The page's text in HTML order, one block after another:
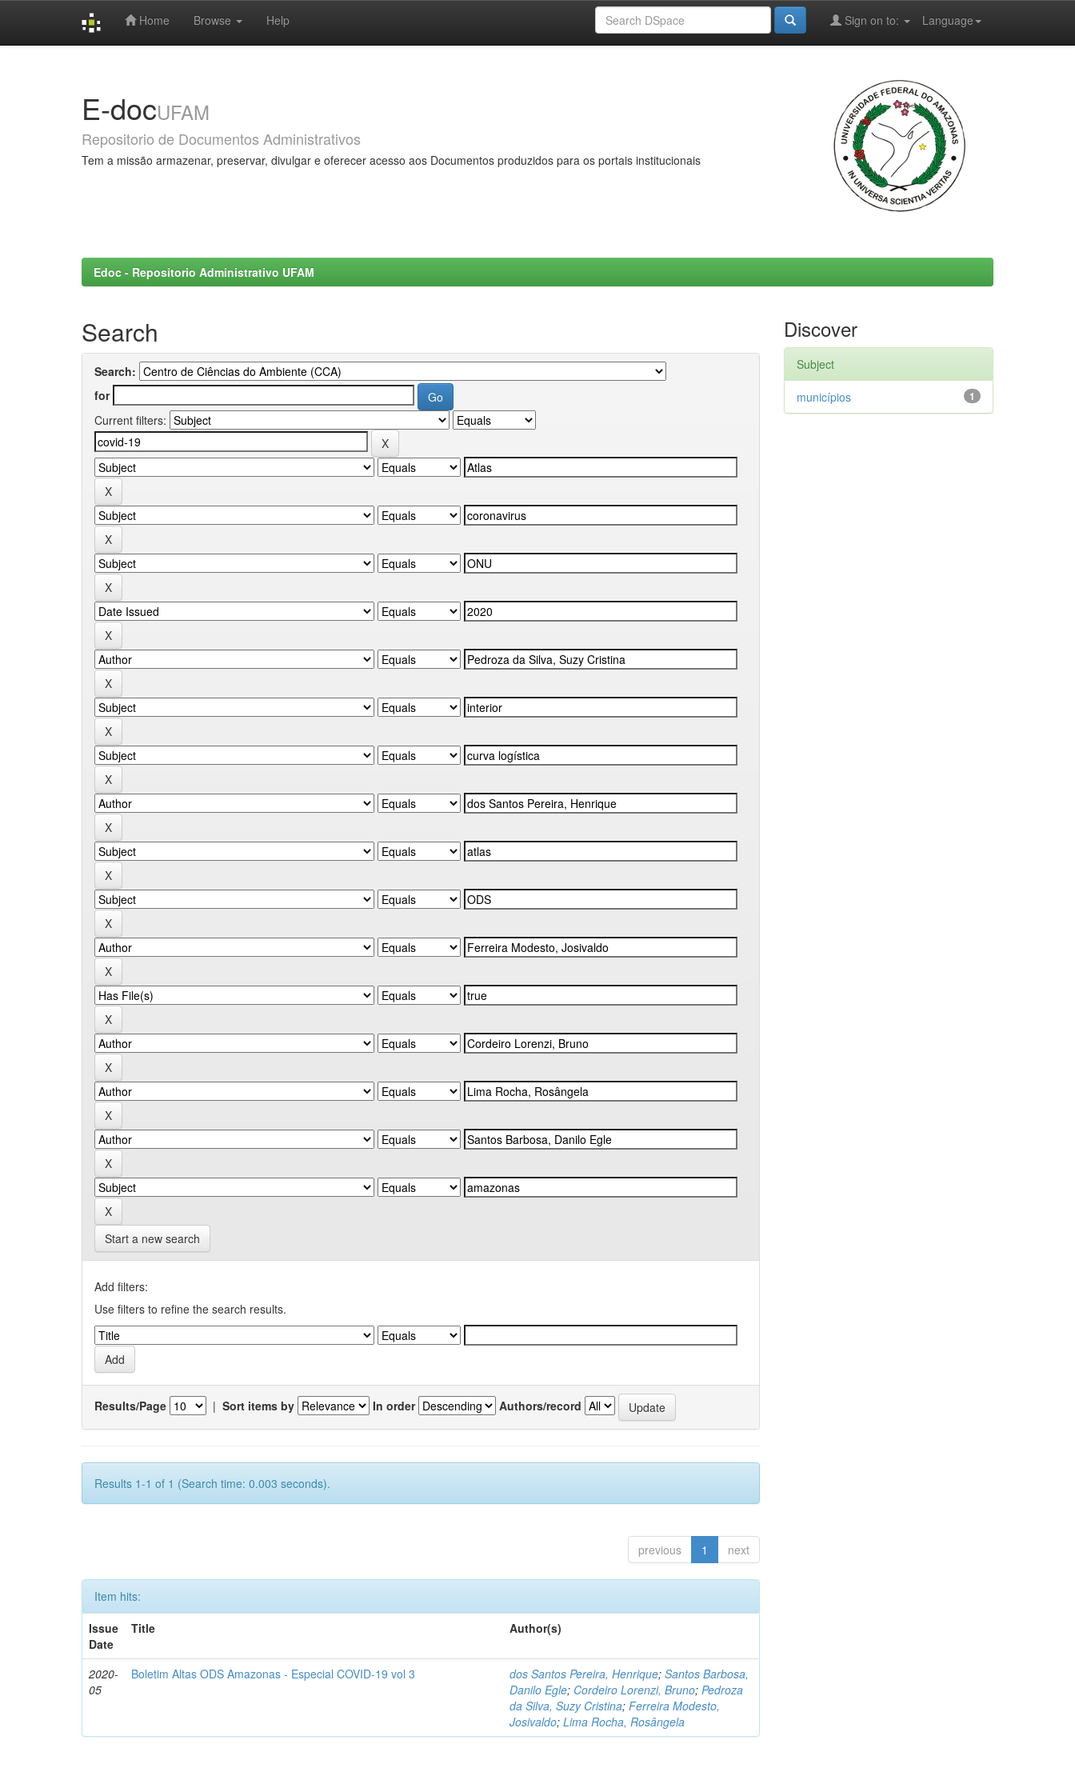
Home Browse Help Language
Sign on to:
E-docUFAM
Repositorio de Documentos Administrativos
Tem a missão armazenar, preservar, divulgar e oferecer acesso aos Documentos produzidos para os portais institucionais
Edoc - Repositorio Administrativo UFAM
Search
Search:
for
Current filters:
Start a new search
Add filters:
Use filters to refine the search results.
Results/Page | Sort items by In order Authors/record
Results 1-1 of 1 (Search time: 0.003 seconds).
previous 1 next
Item hits:
Issue
Date
Title Author(s)
2020-
05
Boletim Altas ODS Amazonas - Especial COVID-19 vol 3 dos Santos Pereira, Henrique;Santos Barbosa,
Danilo Egle; Cordeiro Lorenzi, Bruno;Pedroza
da Silva, Suzy Cristina;Ferreira Modesto,
Josivaldo;Lima Rocha, Rosângela
Discover
Subject
1
municípios